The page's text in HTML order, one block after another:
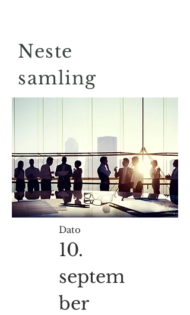
Neste
samling
Dato
10.
septem
ber